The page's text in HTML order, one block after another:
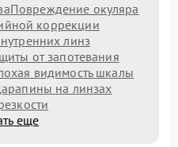
Повреждение окуляра
коррекции
линз
от запотевания
видимость шкалы
на линзах
еще